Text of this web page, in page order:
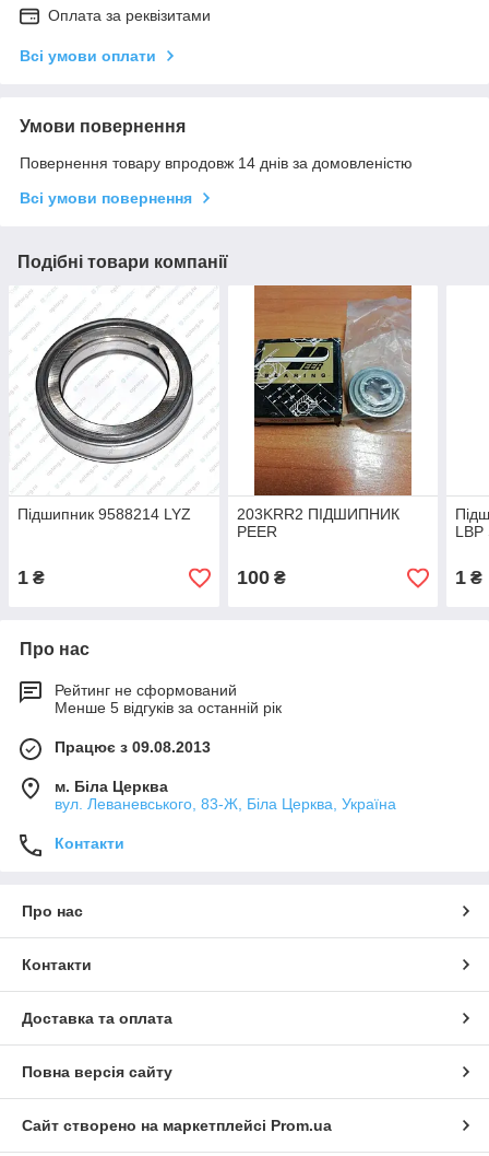
Оплата за реквізитами
Всі умови оплати
Умови повернення
Повернення товару впродовж 14 днів за домовленістю
Всі умови повернення
Подібні товари компанії
Підшипник 9588214 LYZ
1 ₴
203KRR2 ПІДШИПНИК
PEER
100₴
LBP
1 ₴
Про нас
Рейтинг не сформований
Менше 5 відгуків за останній рік
Працює з 09.08.2013
м. Біла Церква
вул. Леваневського, 83-Ж, Біла Церква, Україна
Контакти
Про нас
Контакти
Доставка та оплата
Повна версія сайту
Сайт створено на маркетплейсі Prom.ua